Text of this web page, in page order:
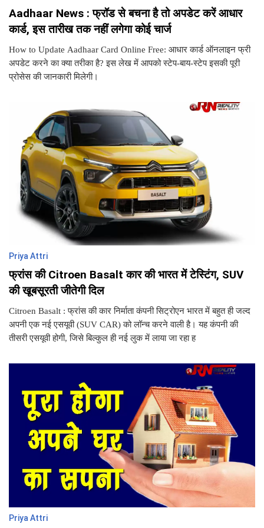
Aadhaar News : फ्रॉड से बचना है तो अपडेट करें आधार
कार्ड, इस तारीख तक नहीं लगेगा कोई चार्ज
How to Update Aadhaar Card Online Free: आधार कार्ड ऑनलाइन फ्री
अपडेट करने का क्या तरीका है? इस लेख में आपको स्टेप-बाय-स्टेप इसकी पूरी
प्रोसेस की जानकारी मिलेगी।
Priya Attri
फ्रांस की Citroen Basalt कार की भारत में टेस्टिंग, SUV
की खूबसूरती जीतेगी दिल
Citroen Basalt : फ्रांस की कार निर्माता कंपनी सिट्रोएन भारत में बहुत ही जल्द
अपनी एक नई एसयूवी (SUV CAR) को लॉन्च करने वाली है। यह कंपनी की
तीसरी एसयूवी होगी, जिसे बिल्कुल ही नई लुक में लाया जा रहा ह
Priya Attri